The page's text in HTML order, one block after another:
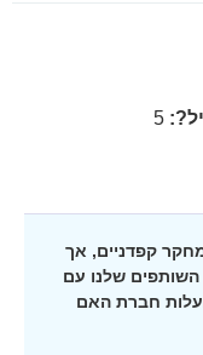
5
קפדניים, אך
שלנו עם
חברת האם